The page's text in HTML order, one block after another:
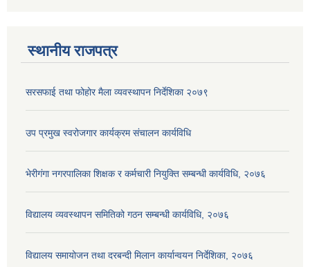
स्थानीय राजपत्र
सरसफाई तथा फोहोर मैला व्यवस्थापन निर्देशिका २०७९
उप प्रमुख स्वरोजगार कार्यक्रम संचालन कार्यविधि
भेरीगंगा नगरपालिका शिक्षक र कर्मचारी नियुक्ति सम्बन्धी कार्यविधि, २०७६
विद्यालय व्यवस्थापन समितिको गठन सम्बन्धी कार्यविधि, २०७६
विद्यालय समायोजन तथा दरबन्दी मिलान कार्यान्वयन निर्देशिका, २०७६